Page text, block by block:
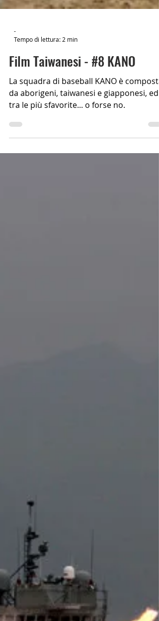
-
Tempo di lettura: 2 min
Film Taiwanesi - #8 KANO
La squadra di baseball KANO è composta
da aborigeni, taiwanesi e giapponesi, ed è
tra le più sfavorite... o forse no.